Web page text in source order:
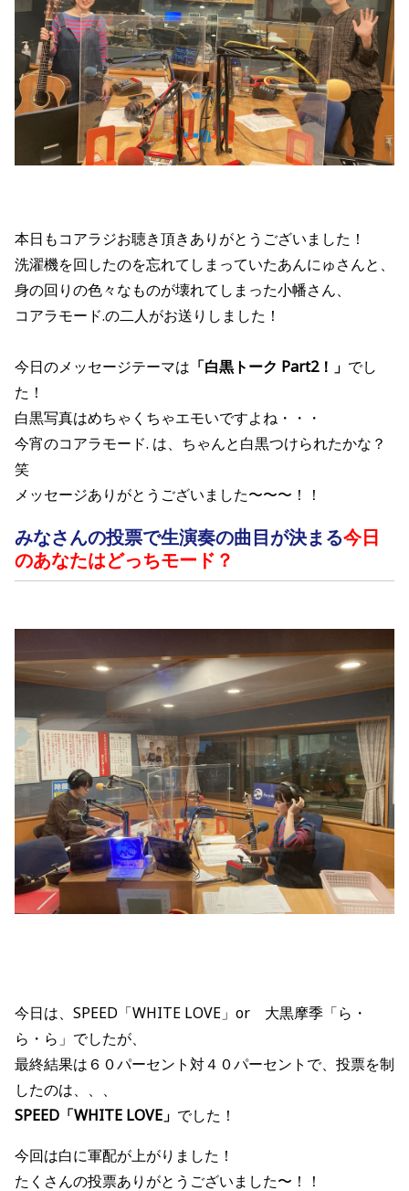
本日もコアラジお聴き頂きありがとうございました！
洗濯機を回したのを忘れてしまっていたあんにゅさんと、
身の回りの色々なものが壊れてしまった小幡さん、
コアラモード.の二人がお送りしました！
今日のメッセージテーマは 「白黒トーク Part2！ 」 でし
た！
白黒写真はめちゃくちゃエモいですよね・・・
今宵のコアラモード. は、ちゃんと白黒つけられたかな？
笑
メッセージありがとうございました〜〜〜！！
みなさんの投票で生演奏の曲目が決まる今日
のあなたはどっちモード？
今日は、SPEED 「WHITE LOVE 」 or 大黒摩季 「ら・
ら・ら 」 でしたが、
最終結果は６０パーセント対４０パーセントで、投票を制
したのは、、、
SPEED「WHITE LOVE」 でした！
今回は白に軍配が上がりました！
たくさんの投票ありがとうございました〜！！